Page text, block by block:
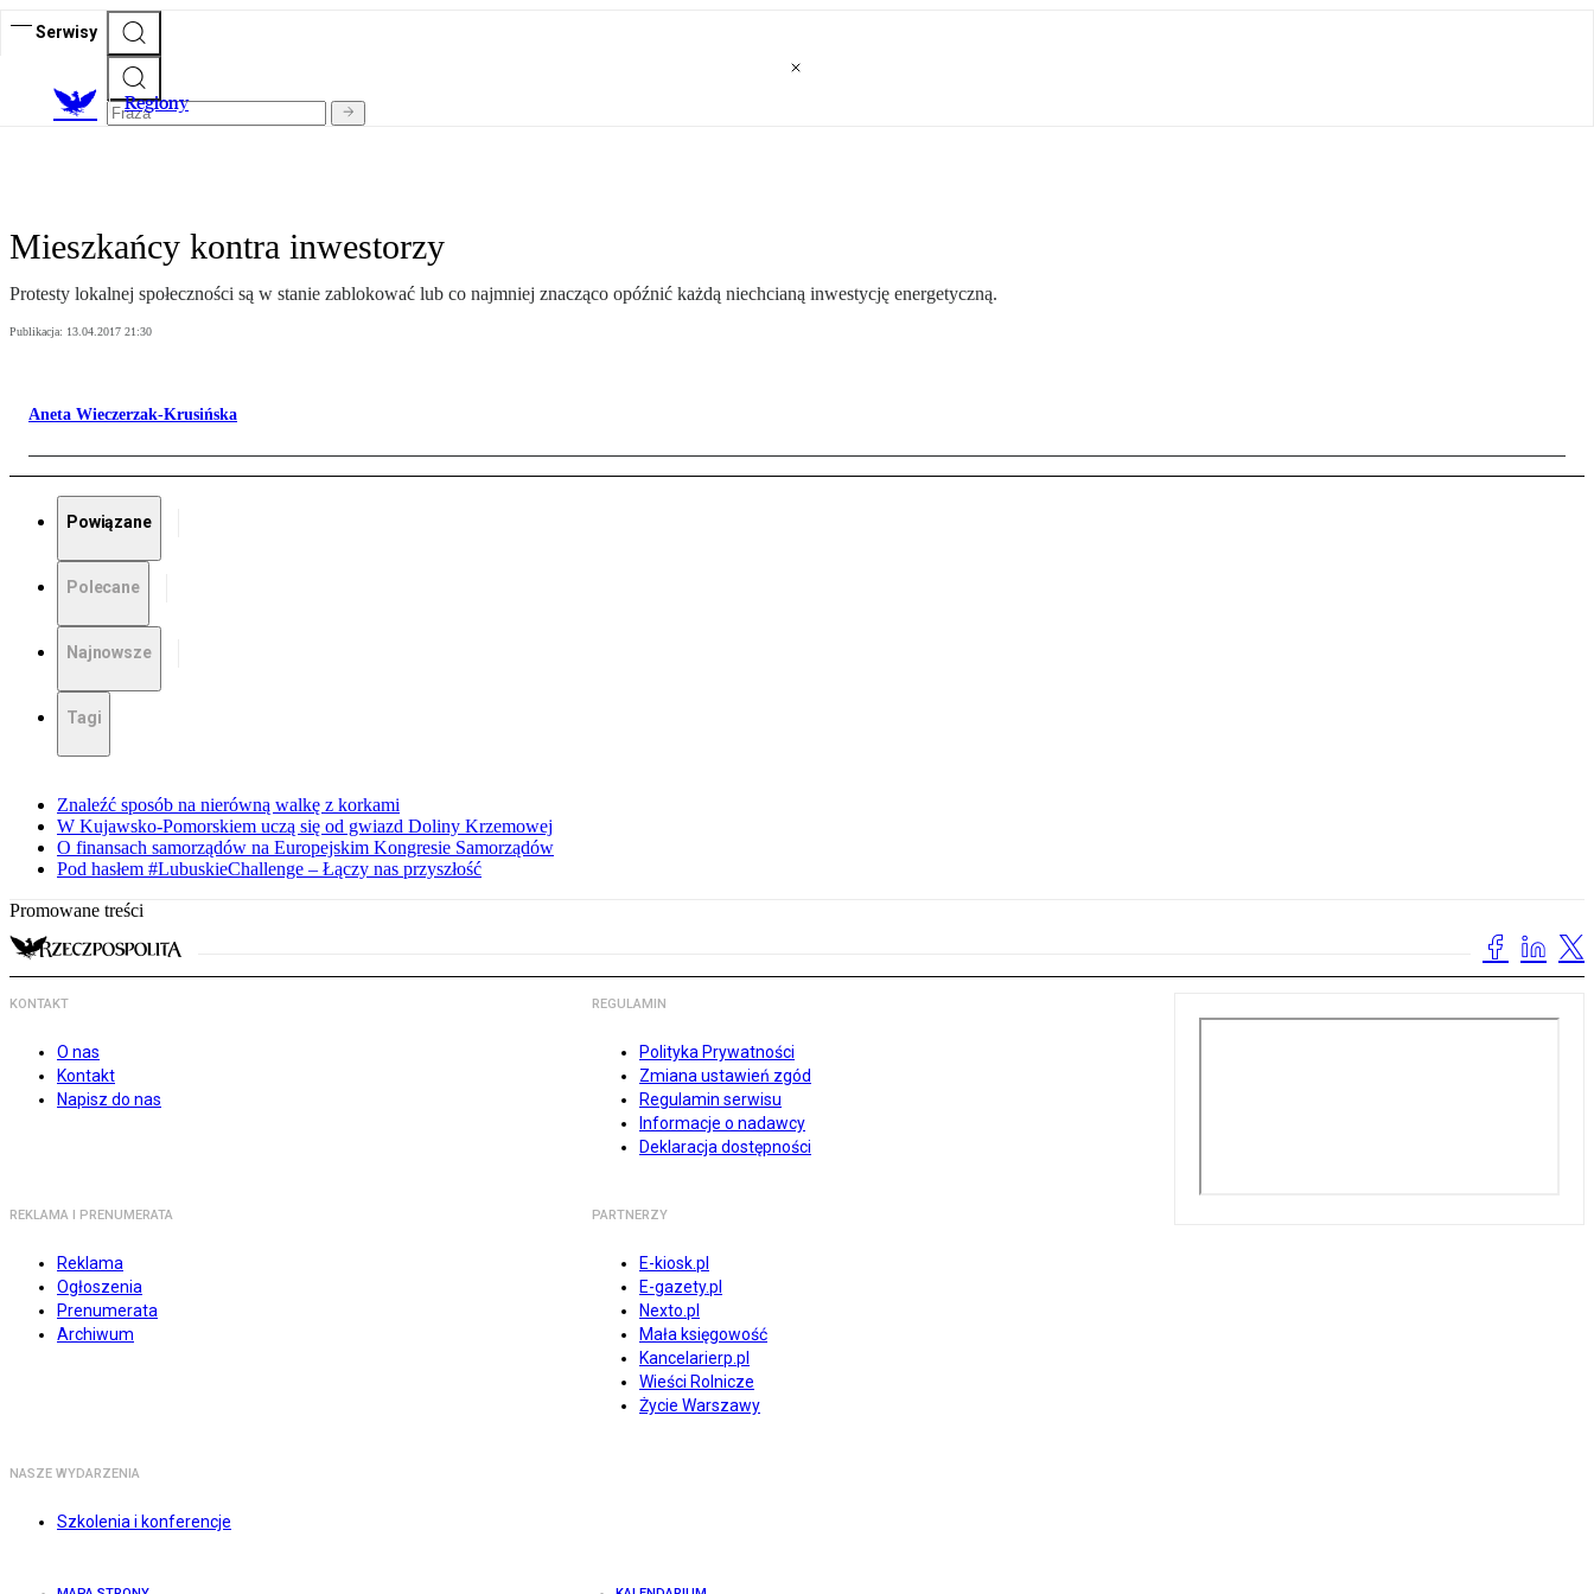
Serwisy
Regiony
Mieszkańcy kontra inwestorzy
Protesty lokalnej społeczności są w stanie zablokować lub co najmniej znacząco opóźnić każdą niechcianą inwestycję energetyczną.
Publikacja: 13.04.2017 21:30
Aneta Wieczerzak-Krusińska
Powiązane
Polecane
Najnowsze
Tagi
Znaleźć sposób na nierówną walkę z korkami
W Kujawsko-Pomorskiem uczą się od gwiazd Doliny Krzemowej
O finansach samorządów na Europejskim Kongresie Samorządów
Pod hasłem #LubuskieChallenge – Łączy nas przyszłość
Promowane treści
KONTAKT
O nas
Kontakt
Napisz do nas
REGULAMIN
Polityka Prywatności
Zmiana ustawień zgód
Regulamin serwisu
Informacje o nadawcy
Deklaracja dostępności
REKLAMA I PRENUMERATA
Reklama
Ogłoszenia
Prenumerata
Archiwum
PARTNERZY
E-kiosk.pl
E-gazety.pl
Nexto.pl
Mała księgowość
Kancelarierp.pl
Wieści Rolnicze
Życie Warszawy
NASZE WYDARZENIA
Szkolenia i konferencje